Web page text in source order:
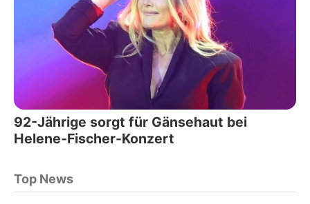
92-Jährige sorgt für Gänsehaut bei
Helene-Fischer-Konzert
Top News